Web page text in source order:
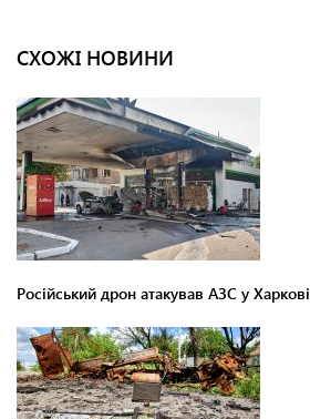
СХОЖІ НОВИНИ
Російський дрон атакував АЗС у Харкові